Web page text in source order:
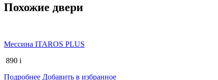
Похожие двери
Мессина ITAROS PLUS
890 i
Подробнее Добавить в избранное